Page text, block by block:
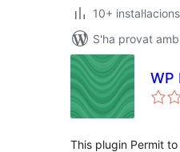
10+
S'ha provat
WP
This plugin Permit